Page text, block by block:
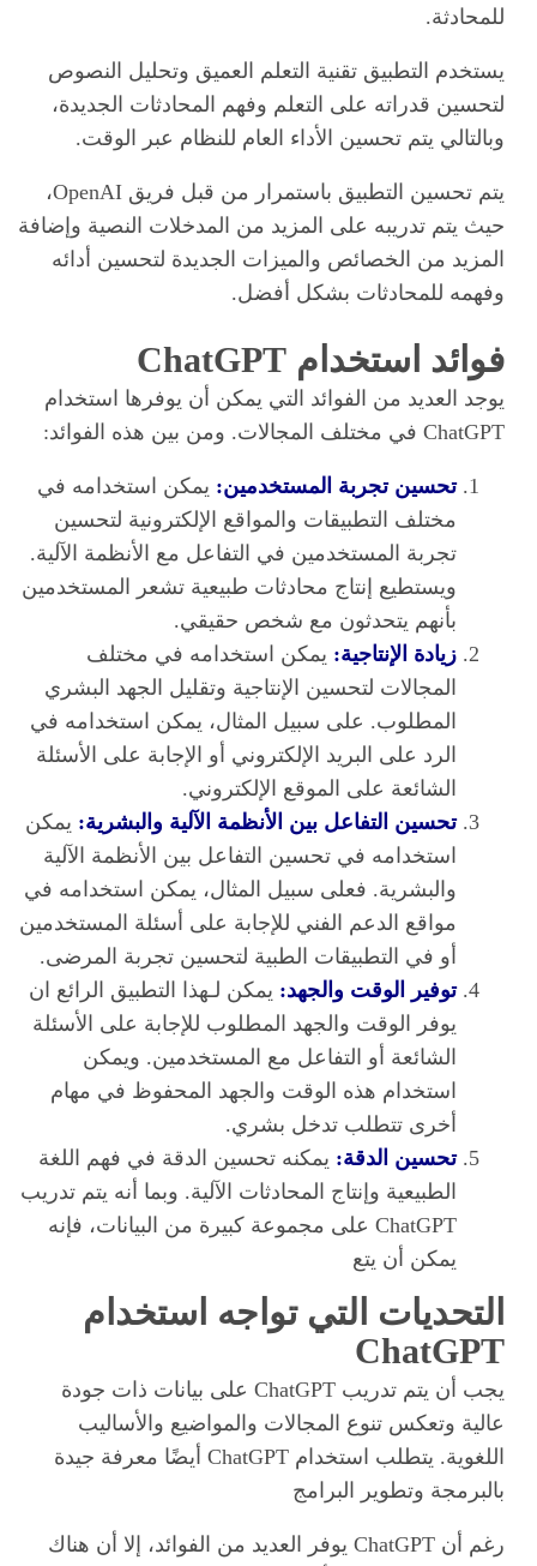
للمحادثة.
يستخدم التطبيق تقنية التعلم العميق وتحليل النصوص
لتحسين قدراته على التعلم وفهم المحادثات الجديدة،
وبالتالي يتم تحسين الأداء العام للنظام عبر الوقت.
يتم تحسين التطبيق باستمرار من قبل فريق OpenAI،
حيث يتم تدريبه على المزيد من المدخلات النصية وإضافة
المزيد من الخصائص والميزات الجديدة لتحسين أدائه
وفهمه للمحادثات بشكل أفضل.
فوائد استخدام ChatGPT
يوجد العديد من الفوائد التي يمكن أن يوفرها استخدام
ChatGPT في مختلف المجالات. ومن بين هذه الفوائد:
تحسين تجربة المستخدمين: يمكن استخدامه في
مختلف التطبيقات والمواقع الإلكترونية لتحسين
تجربة المستخدمين في التفاعل مع الأنظمة الآلية.
ويستطيع إنتاج محادثات طبيعية تشعر المستخدمين
بأنهم يتحدثون مع شخص حقيقي.
زيادة الإنتاجية: يمكن استخدامه في مختلف
المجالات لتحسين الإنتاجية وتقليل الجهد البشري
المطلوب. على سبيل المثال، يمكن استخدامه في
الرد على البريد الإلكتروني أو الإجابة على الأسئلة
الشائعة على الموقع الإلكتروني.
تحسين التفاعل بين الأنظمة الآلية والبشرية: يمكن
استخدامه في تحسين التفاعل بين الأنظمة الآلية
والبشرية. فعلى سبيل المثال، يمكن استخدامه في
مواقع الدعم الفني للإجابة على أسئلة المستخدمين
أو في التطبيقات الطبية لتحسين تجربة المرضى.
توفير الوقت والجهد: يمكن لـهذا التطبيق الرائع ان
يوفر الوقت والجهد المطلوب للإجابة على الأسئلة
الشائعة أو التفاعل مع المستخدمين. ويمكن
استخدام هذه الوقت والجهد المحفوظ في مهام
أخرى تتطلب تدخل بشري.
تحسين الدقة: يمكنه تحسين الدقة في فهم اللغة
الطبيعية وإنتاج المحادثات الآلية. وبما أنه يتم تدريب
ChatGPT على مجموعة كبيرة من البيانات، فإنه
يمكن أن يتع
التحديات التي تواجه استخدام
ChatGPT
يجب أن يتم تدريب ChatGPT على بيانات ذات جودة
عالية وتعكس تنوع المجالات والمواضيع والأساليب
اللغوية. يتطلب استخدام ChatGPT أيضًا معرفة جيدة
بالبرمجة وتطوير البرامج
رغم أن ChatGPT يوفر العديد من الفوائد، إلا أن هناك